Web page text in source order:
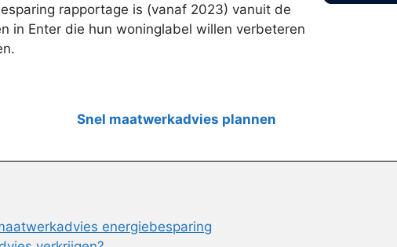
rapportage is (vanaf 2023) vanuit de
in Enter die hun woninglabel willen verbeteren
Snel maatwerkadvies plannen
energiebesparing